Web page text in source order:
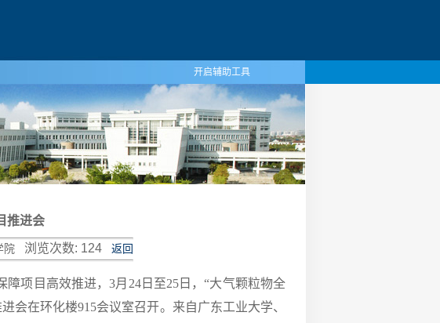
开启辅助工具
推进会
院 浏览次数: 124 返回
项目高效推进，3月24日至25日，“大气颗粒物全
会在环化楼915会议室召开。来自广东工业大学、